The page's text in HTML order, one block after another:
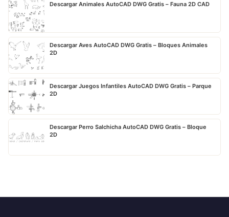
Descargar Animales AutoCAD DWG Gratis – Fauna 2D CAD
Descargar Aves AutoCAD DWG Gratis – Bloques Animales
2D
Descargar Juegos Infantiles AutoCAD DWG Gratis – Parque
2D
Descargar Perro Salchicha AutoCAD DWG Gratis – Bloque
2D